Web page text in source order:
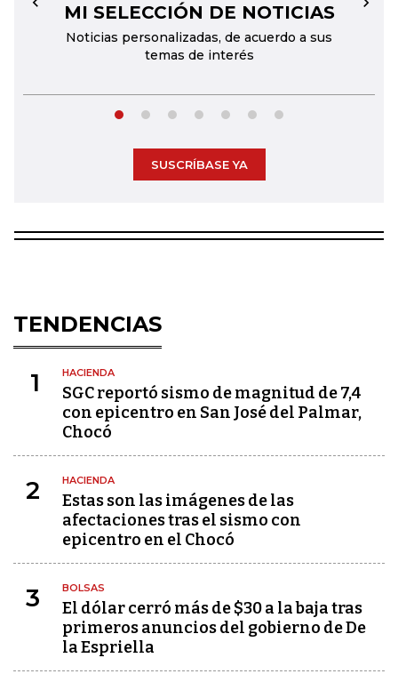
MI SELECCIÓN DE NOTICIAS
Noticias personalizadas, de acuerdo a sus
temas de interés
← →
SUSCRÍBASE YA
TENDENCIAS
1 HACIENDA
SGC reportó sismo de magnitud de 7,4
con epicentro en San José del Palmar,
Chocó
2 HACIENDA
Estas son las imágenes de las
afectaciones tras el sismo con
epicentro en el Chocó
3 BOLSAS
El dólar cerró más de $30 a la baja tras
primeros anuncios del gobierno de De
la Espriella